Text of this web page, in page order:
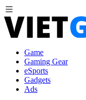
Game
Gaming Gear
eSports
Gadgets
Ads